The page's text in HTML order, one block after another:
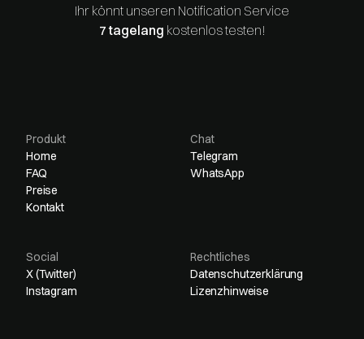
Ihr könnt unseren Notification Service
7 tagelang kostenlos testen!
Produkt
Home
FAQ
Preise
Kontakt
Chat
Telegram
WhatsApp
Social
X (Twitter)
Instagram
Rechtliches
Datenschutzerklärung
Lizenzhinweise